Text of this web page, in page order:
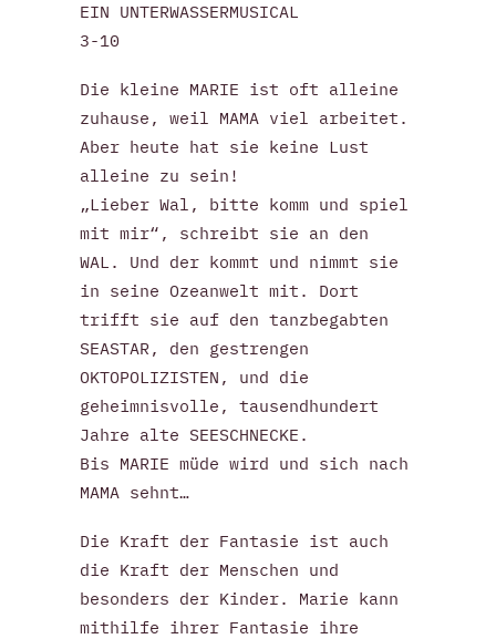
EIN UNTERWASSERMUSICAL
3-10
Die kleine MARIE ist oft alleine
zuhause, weil MAMA viel arbeitet.
Aber heute hat sie keine Lust
alleine zu sein!
„Lieber Wal, bitte komm und spiel
mit mir“, schreibt sie an den
WAL. Und der kommt und nimmt sie
in seine Ozeanwelt mit. Dort
trifft sie auf den tanzbegabten
SEASTAR, den gestrengen
OKTOPOLIZISTEN, und die
geheimnisvolle, tausendhundert
Jahre alte SEESCHNECKE.
Bis MARIE müde wird und sich nach
MAMA sehnt…
Die Kraft der Fantasie ist auch
die Kraft der Menschen und
besonders der Kinder. Marie kann
mithilfe ihrer Fantasie ihre